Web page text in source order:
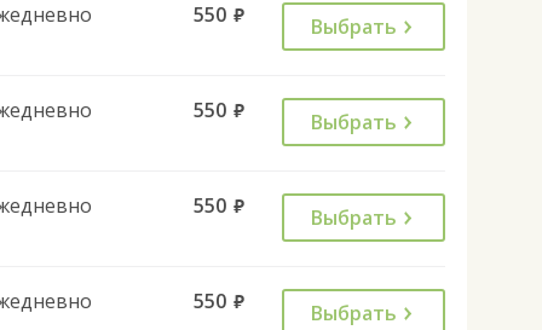
550 руб. Выбрать
550 руб. Выбрать
550 руб. Выбрать
550 руб. Выбрать